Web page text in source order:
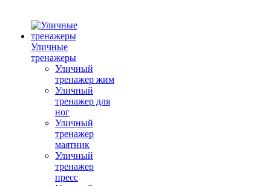
Уличные
тренажеры
Уличный
тренажер жим
Уличный
тренажер для
ног
Уличный
тренажер
маятник
Уличный
тренажер
пресс